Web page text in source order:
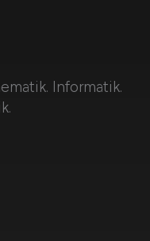
Informatik.